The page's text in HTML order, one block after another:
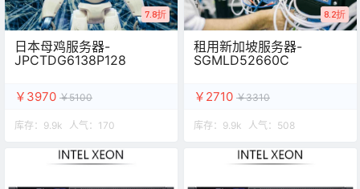
7.8折
日本母鸡服务器-
JPCTDG6138P128
￥3970 ￥5100
库存： 9.9k 人气： 170
8.2折
租用新加坡服务器-
SGMLD52660C
￥2710 ￥3310
库存： 9.9k 人气： 508